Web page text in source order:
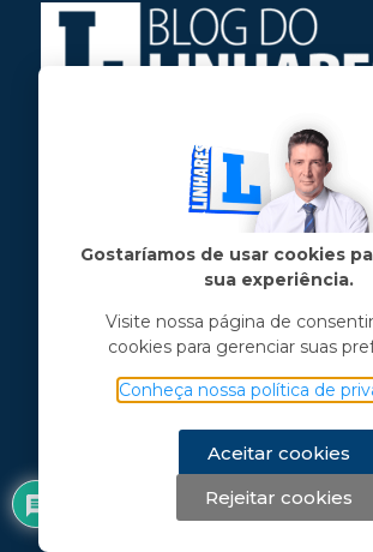
Jose Linhares Jr é maranhense.
Formado em Jornalismo,
e tem pós-graduações em
e marketing político.
Menu principal
Gostaríamos de usar cookies
sua experiência.
Visite nossa página de
cookies para gerenciar suas
Conheça nossa política de
Aceitar cookies
Rejeitar cookies